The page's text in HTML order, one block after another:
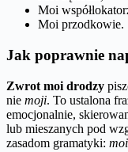
Moi
Moi przodkowie.
Jak poprawnie
Zwrot moi drodzy
nie moji. To ustalona
emocjonalnie,
lub mieszanych pod
zasadom gramatyki: moi